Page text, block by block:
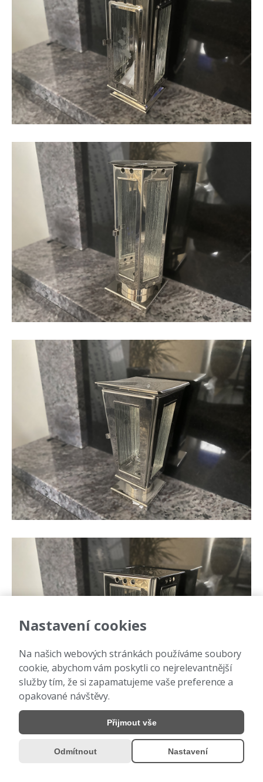
Nastavení cookies
Na našich webových stránkách používáme soubory
cookie, abychom vám poskytli co nejrelevantnější
služby tím, že si zapamatujeme vaše preference a
opakované návštěvy.
Přijmout vše
Odmítnout Nastavení